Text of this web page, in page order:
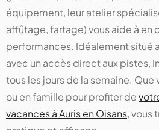
équipement, leur atelier
affûtage, fartage) vous aide à en
performances. Idéalement situé
avec un accès direct aux pistes,
tous les jours de la semaine. Que
ou en famille pour profiter de
vacances à Auris en Oisans, vous